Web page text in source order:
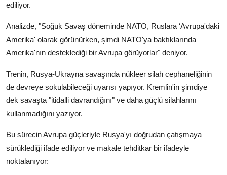
ediliyor.
Analizde, "Soğuk Savaş döneminde NATO, Ruslara ‘Avrupa'daki
Amerika' olarak görünürken, şimdi NATO'ya baktıklarında
Amerika'nın desteklediği bir Avrupa görüyorlar" deniyor.
Trenin, Rusya-Ukrayna savaşında nükleer silah cephaneliğinin
de devreye sokulabileceği uyarısı yapıyor. Kremlin'in şimdiye
dek savaşta "itidalli davrandığını" ve daha güçlü silahlarını
kullanmadığını yazıyor.
Bu sürecin Avrupa güçleriyle Rusya'yı doğrudan çatışmaya
sürüklediği ifade ediliyor ve makale tehditkar bir ifadeyle
noktalanıyor: